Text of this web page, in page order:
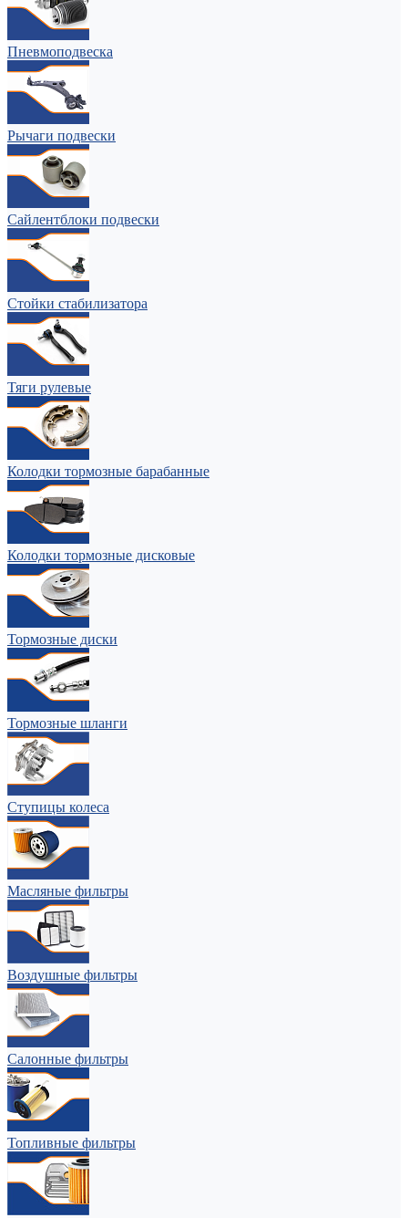
Пневмоподвеска
Рычаги подвески
Сайлентблоки подвески
Стойки стабилизатора
Тяги рулевые
Колодки тормозные барабанные
Колодки тормозные дисковые
Тормозные диски
Тормозные шланги
Ступицы колеса
Масляные фильтры
Воздушные фильтры
Салонные фильтры
Топливные фильтры